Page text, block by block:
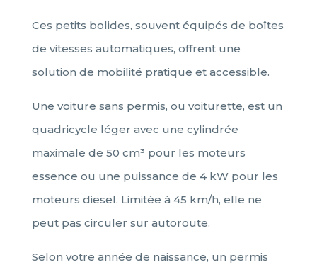
Ces petits bolides, souvent équipés de boîtes
de vitesses automatiques, offrent une
solution de mobilité pratique et accessible.
Une voiture sans permis, ou voiturette, est un
quadricycle léger avec une cylindrée
maximale de 50 cm³ pour les moteurs
essence ou une puissance de 4 kW pour les
moteurs diesel. Limitée à 45 km/h, elle ne
peut pas circuler sur autoroute.
Selon votre année de naissance, un permis